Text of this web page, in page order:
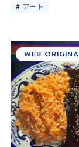
アート
WEB